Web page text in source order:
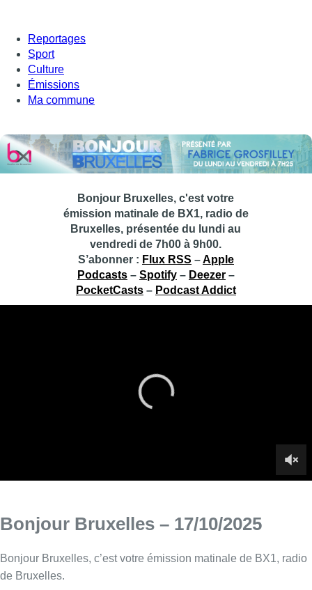
Reportages
Sport
Culture
Émissions
Ma commune
Bonjour Bruxelles, c'est votre
émission matinale de BX1, radio de
Bruxelles, présentée du lundi au
vendredi de 7h00 à 9h00.
S’abonner : Flux RSS –Apple
Podcasts– Spotify– Deezer–
PocketCasts– Podcast Addict
Bonjour Bruxelles – 17/10/2025
Bonjour Bruxelles, c’est votre émission matinale de BX1, radio
de Bruxelles.